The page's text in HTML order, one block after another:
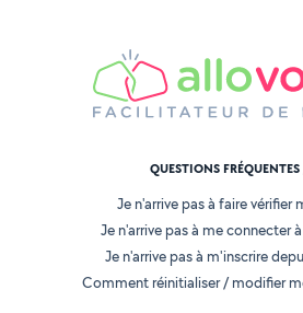
QUESTIONS
Je n'arrive pas à faire vérifier
Je n'arrive pas à me connecter
Je n'arrive pas à m'inscrire
Comment réinitialiser / modifier